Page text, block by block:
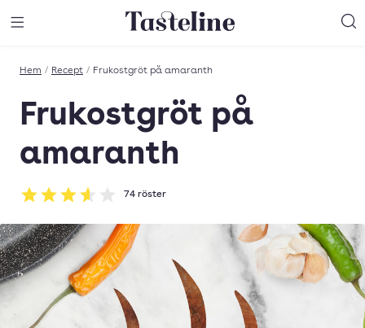
Till Tastelines startsida
Hem / Recept / Frukostgröt på amaranth
Frukostgröt på
amaranth
Betyg: 3.62 av 5
74 röster